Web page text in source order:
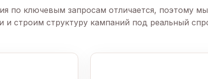
по ключевым запросам отличается, поэтому
и строим структуру кампаний под реальный